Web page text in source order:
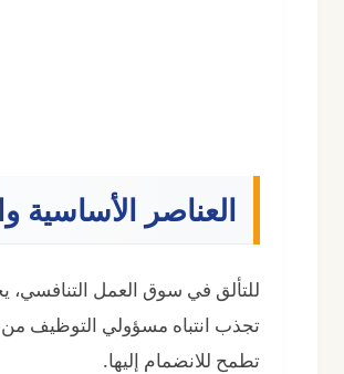
العناصر
للتألق في سوق العمل التنافسي،
تجذب انتباه مسؤولي التوظيف
تطمح للانضمام إليها.